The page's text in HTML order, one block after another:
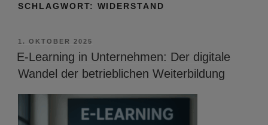
SCHLAGWORT: WIDERSTAND
VERÖFFENTLICHT
AM
1. OKTOBER 2025
E-Learning in Unternehmen: Der digitale
Wandel der betrieblichen Weiterbildung